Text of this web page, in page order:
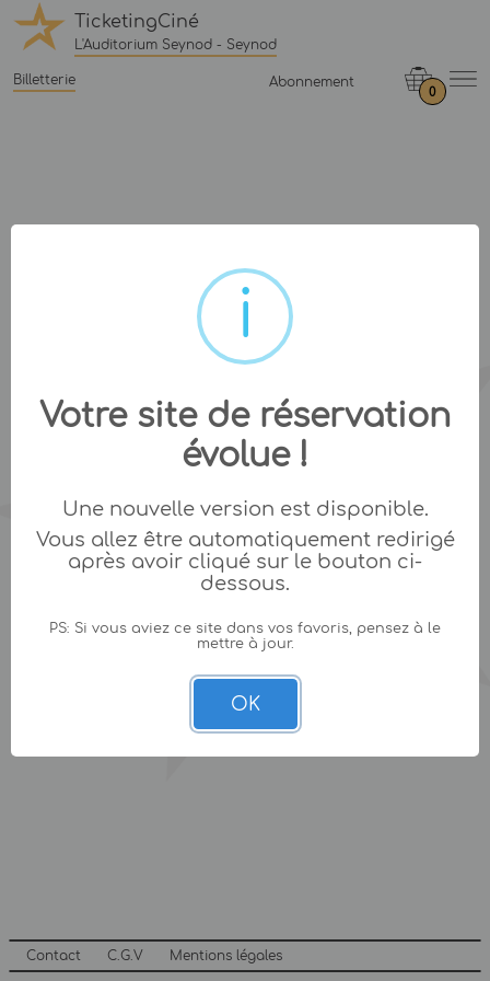
TicketingCiné
L'Auditorium Seynod - Seynod
Billetterie Abonnement
0
Contact C.G.V Mentions légales
Votre site de réservation
évolue !
Une nouvelle version est disponible.
Vous allez être automatiquement redirigé
après avoir cliqué sur le bouton ci-
dessous.
PS: Si vous aviez ce site dans vos favoris, pensez à le
mettre à jour.
OK